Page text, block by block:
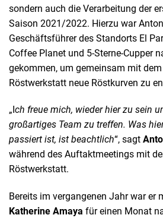
sondern auch die Verarbeitung der
Saison 2021/2022. Hierzu war
Geschäftsführer des Standorts El
Coffee Planet und 5-Sterne-Cupper
gekommen, um gemeinsam mit
Röstwerkstatt neue Röstkurven zu
„I ch freue mich, wieder hier zu sein
großartiges Team zu treffen. Was
passiert ist, ist beachtlich“, sagt
während des Auftaktmeetings mit
Röstwerkstatt.
Bereits im vergangenen Jahr war er
Katherine Amaya für einen Monat